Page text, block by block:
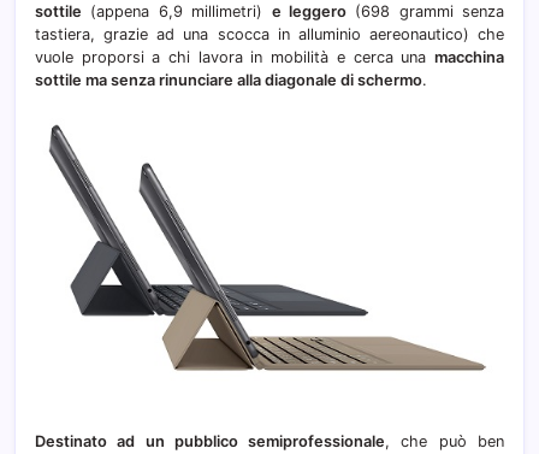
sottile (appena 6,9 millimetri) e leggero(698 grammi senza
tastiera, grazie ad una scocca in alluminio aereonautico) che
vuole proporsi a chi lavora in mobilità e cerca una macchina
sottile ma senza rinunciare alla diagonale di schermo.
Destinato ad un pubblico semiprofessionale, che può ben